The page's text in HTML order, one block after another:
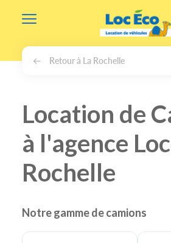
Retour à La Rochelle
Location de
à l'agence
Rochelle
Notre gamme de camions